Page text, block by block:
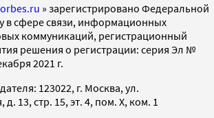
» зарегистрировано Федеральной
в сфере связи, информационных
коммуникаций, регистрационный
решения о регистрации: серия Эл №
2021 г.
123022, г. Москва, ул.
13, стр. 15, эт. 4, пом. X, ком. 1